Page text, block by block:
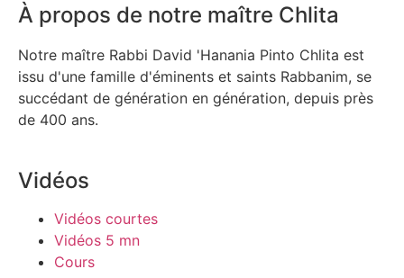
À propos de notre maître Chlita
Notre maître Rabbi David 'Hanania Pinto Chlita est
issu d'une famille d'éminents et saints Rabbanim, se
succédant de génération en génération, depuis près
de 400 ans.
Vidéos
Vidéos courtes
Vidéos 5 mn
Cours